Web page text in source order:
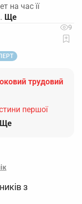
на час її
9
трудовий
першої
Ще
з